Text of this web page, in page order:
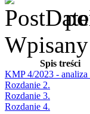
Spis treści
KMP 4/2023 - analiza
Rozdanie 2.
Rozdanie 3.
Rozdanie 4.